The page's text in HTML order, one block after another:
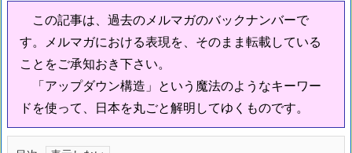
この記事は、過去のメルマガのバックナンバーで
す。メルマガにおける表現を、そのまま転載している
ことをご承知おき下さい。
「アップダウン構造」という魔法のようなキーワー
ドを使って、日本を丸ごと解明してゆくものです。